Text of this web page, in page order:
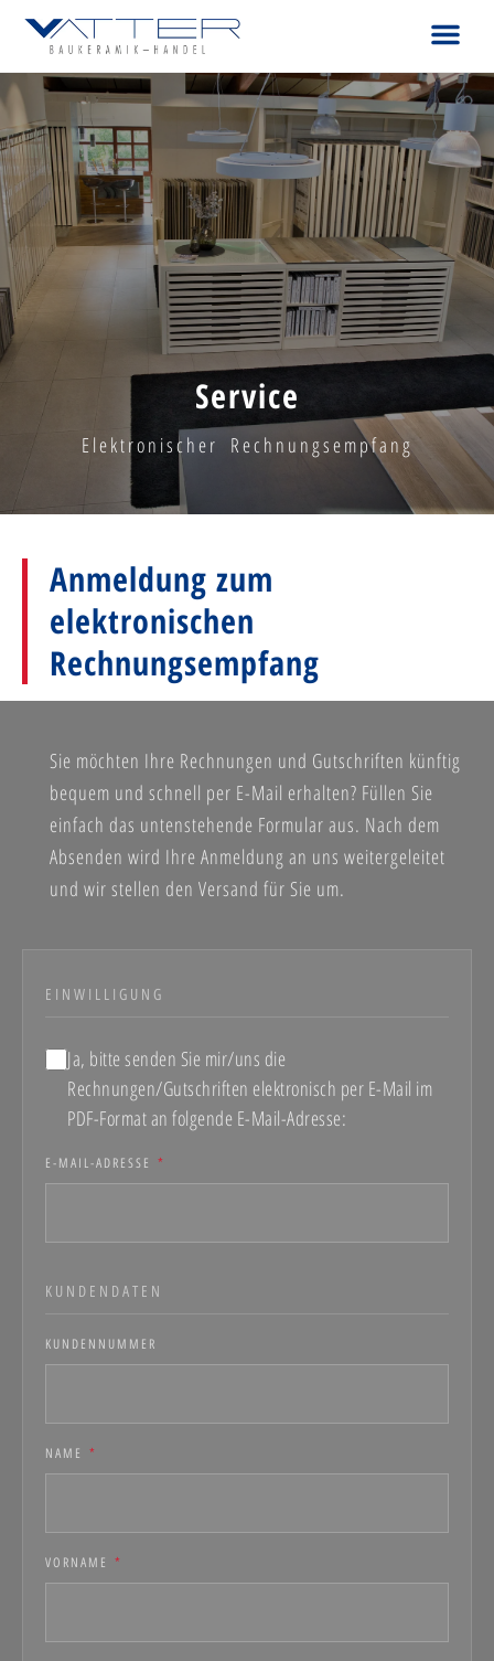
Service
Elektronischer Rechnungsempfang
Anmeldung zum
elektronischen
Rechnungsempfang
Sie möchten Ihre Rechnungen und Gutschriften künftig
bequem und schnell per E-Mail erhalten? Füllen Sie
einfach das untenstehende Formular aus. Nach dem
Absenden wird Ihre Anmeldung an uns weitergeleitet
und wir stellen den Versand für Sie um.
EINWILLIGUNG
Ja, bitte senden Sie mir/uns die
Rechnungen/Gutschriften elektronisch per E-Mail im
PDF-Format an folgende E-Mail-Adresse:
E-MAIL-ADRESSE *
KUNDENDATEN
KUNDENNUMMER
NAME *
VORNAME *